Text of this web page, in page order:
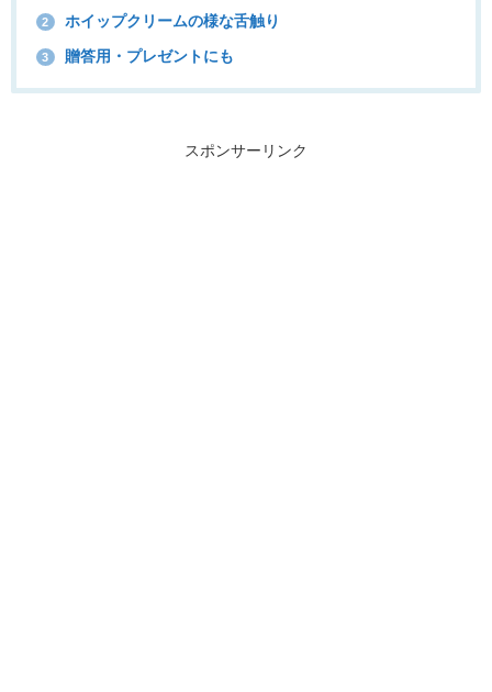
2 ホイップクリームの様な舌触り
3 贈答用・プレゼントにも
スポンサーリンク